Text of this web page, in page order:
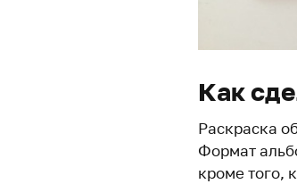
Как
Раскраска
Формат
кроме того,